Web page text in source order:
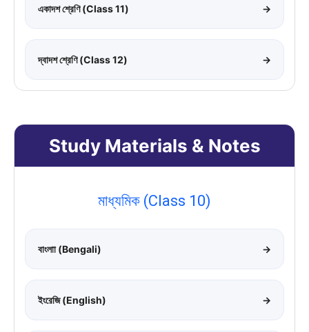
একাদশ শ্রেণি (Class 11) →
দ্বাদশ শ্রেণি (Class 12) →
Study Materials & Notes
মাধ্যমিক (Class 10)
বাংলাা (Bengali) →
ইংরেজি (English) →